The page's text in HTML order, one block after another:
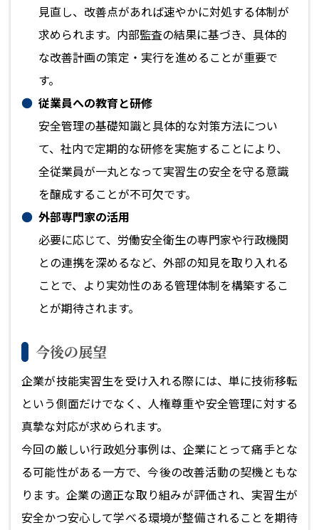
見直し、改善点があれば速やかに対処する体制が
求められます。内部監査の結果に基づき、具体的
な改善計画の策定・実行を進めることが重要で
す。
従業員への教育と研修
安全管理の基礎知識と具体的な対策方法につい
て、社内で定期的な研修を実施することにより、
全従業員が一丸となって実習生の安全を守る意識
を醸成することが不可欠です。
外部専門家の活用
必要に応じて、労働安全衛生の専門家や行政機関
との連携を深めるなど、外部の知見を取り入れる
ことで、より実効性のある管理体制を構築するこ
とが期待されます。
今後の展望
企業が技能実習生を受け入れる際には、単に技術移転
という側面だけでなく、人権尊重や安全管理に対する
真摯な対応が求められます。
今回の厳しい行政処分事例は、企業にとって痛手とな
る可能性がある一方で、今後の改善活動の契機ともな
ります。企業の適正な取り組みが評価され、実習生が
安全かつ安心して学べる環境が整備されることを期待